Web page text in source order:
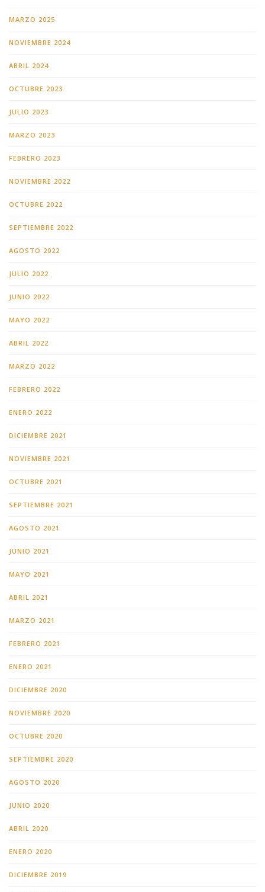
MARZO 2025
NOVIEMBRE 2024
ABRIL 2024
OCTUBRE 2023
JULIO 2023
MARZO 2023
FEBRERO 2023
NOVIEMBRE 2022
OCTUBRE 2022
SEPTIEMBRE 2022
AGOSTO 2022
JULIO 2022
JUNIO 2022
MAYO 2022
ABRIL 2022
MARZO 2022
FEBRERO 2022
ENERO 2022
DICIEMBRE 2021
NOVIEMBRE 2021
OCTUBRE 2021
SEPTIEMBRE 2021
AGOSTO 2021
JUNIO 2021
MAYO 2021
ABRIL 2021
MARZO 2021
FEBRERO 2021
ENERO 2021
DICIEMBRE 2020
NOVIEMBRE 2020
OCTUBRE 2020
SEPTIEMBRE 2020
AGOSTO 2020
JUNIO 2020
ABRIL 2020
ENERO 2020
DICIEMBRE 2019